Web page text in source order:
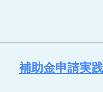
補助金申請実